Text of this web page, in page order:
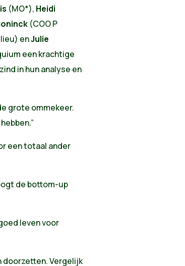
(MO*), Heidi
(COO P
enJulie
een krachtige
in hun analyse en
grote ommekeer.
een totaal ander
de bottom-up
leven voor
doorzetten. Vergelijk